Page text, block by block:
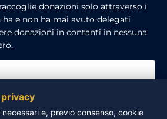
donazioni solo attraverso i
e non ha mai avuto delegati
donazioni in contanti in nessuna
e, previo consenso, cookie